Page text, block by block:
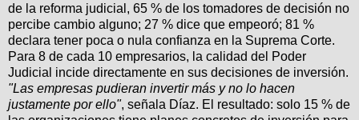
de la reforma judicial, 65 % de los tomadores de decisión no
percibe cambio alguno; 27 % dice que empeoró; 81 %
declara tener poca o nula confianza en la Suprema Corte.
Para 8 de cada 10 empresarios, la calidad del Poder
Judicial incide directamente en sus decisiones de inversión.
"Las empresas pudieran invertir más y no lo hacen
justamente por ello", señala Díaz. El resultado: solo 15 % de